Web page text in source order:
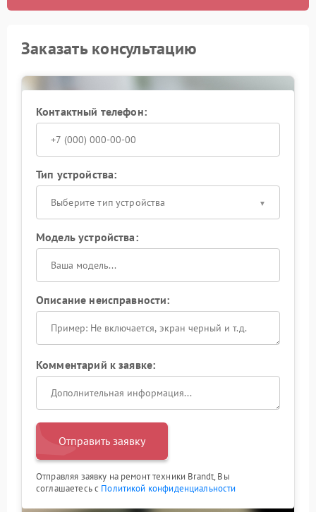
Заказать консультацию
Контактный телефон:
Тип устройства:
Выберите тип устройства
Модель устройства:
Описание неисправности:
Комментарий к заявке:
Отправить заявку
Отправляя заявку на ремонт техники Brandt, Вы
соглашаетесь с Политикой конфиденциальности